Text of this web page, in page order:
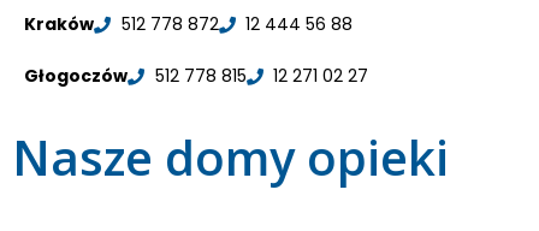
Kraków 512 778 872 12 444 56 88
Głogoczów 512 778 815 12 271 02 27
Nasze domy opieki